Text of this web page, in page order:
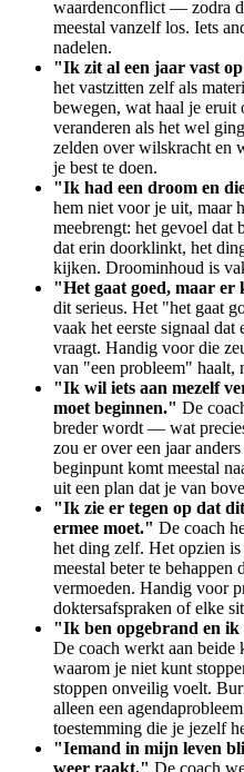
waardenconflict — zodra
meestal vanzelf los. Iets
nadelen.
"Ik zit al een jaar vast
het vastzitten zelf als
bewegen, wat haal je
veranderen als het wel
zelden over wilskracht en
je best te doen.
"Ik had een droom en
hem niet voor je uit, maar
meebrengt: het gevoel dat
dat erin doorklinkt, het
kijken. Droominhoud is
"Het gaat goed, maar er
dit serieus. Het "het gaat
vaak het eerste signaal
vraagt. Handig voor die
van "een probleem" haalt,
"Ik wil iets aan mezelf
moet beginnen." De
breder wordt — wat
zou er over een jaar
beginpunt komt meestal
uit een plan dat je van
"Ik zie er tegen op dat
ermee moet." De coach
het ding zelf. Het opzien
meestal beter te
vermoeden. Handig voor
doktersafspraken of elke
"Ik ben opgebrand en ik
De coach werkt aan beide
waarom je niet kunt
stoppen onveilig voelt.
alleen een
toestemming die je jezelf
"Iemand in mijn leven
weer raakt." De coach